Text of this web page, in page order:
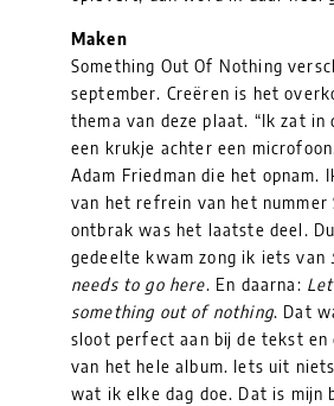
Maken
Something Out Of Nothing
september. Creëren is het
thema van deze plaat. “Ik zat in
een krukje achter een
Adam Friedman die het opnam.
van het refrein van het nummer
ontbrak was het laatste deel.
gedeelte kwam zong ik iets van
needs to go here. En daarna:
something out of nothing. Dat
sloot perfect aan bij de tekst en
van het hele album. Iets uit
wat ik elke dag doe. Dat is mijn